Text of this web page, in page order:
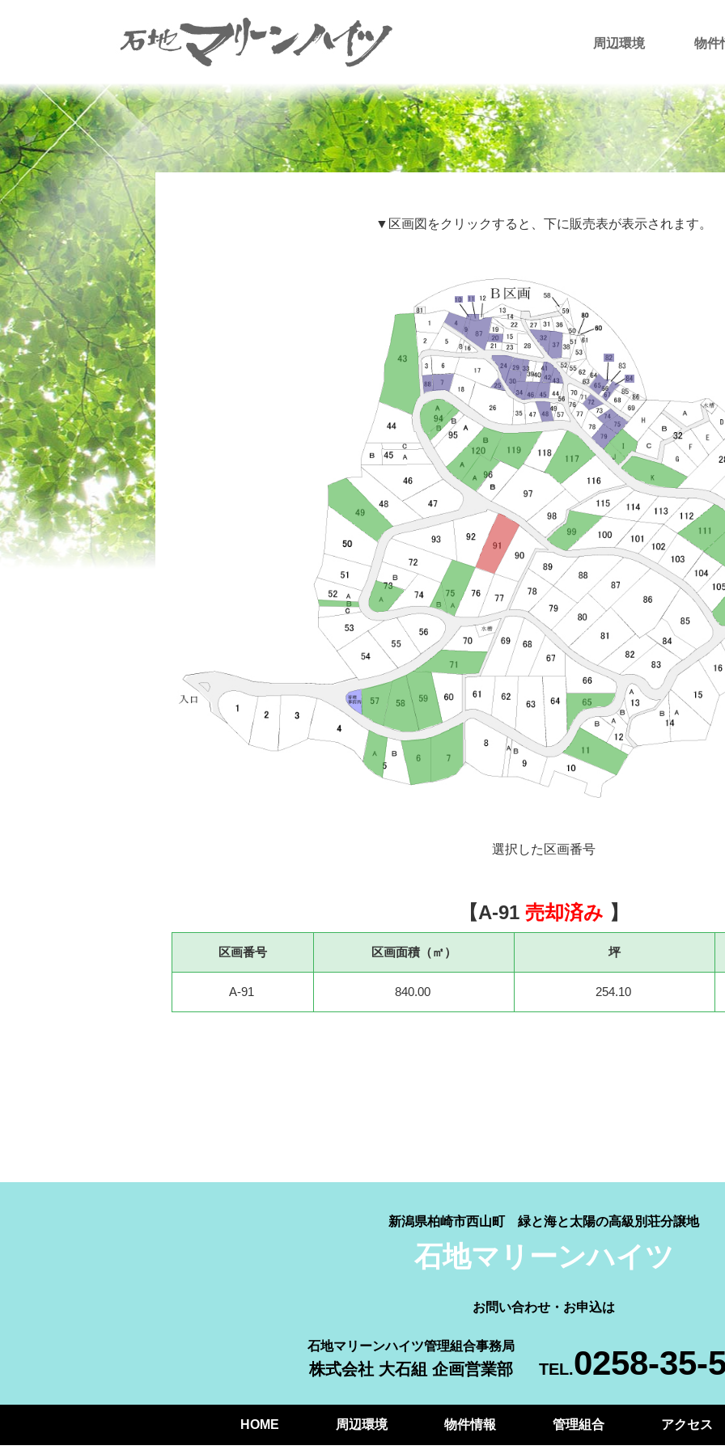
周辺環境 物件
▼区画図をクリックすると、下に販売表が表示されます。
選択した区画番号
【A-91 売却済み 】
区画番号 区画面積（㎡） 坪
A-91 840.00 254.10
新潟県柏崎市西山町 緑と海と太陽の高級別荘分譲地
石地マリーンハイツ
お問い合わせ・お申込は
石地マリーンハイツ管理組合事務局
株式会社 大石組 企画営業部 0258-35-
HOME 周辺環境 物件情報 管理組合 アクセス